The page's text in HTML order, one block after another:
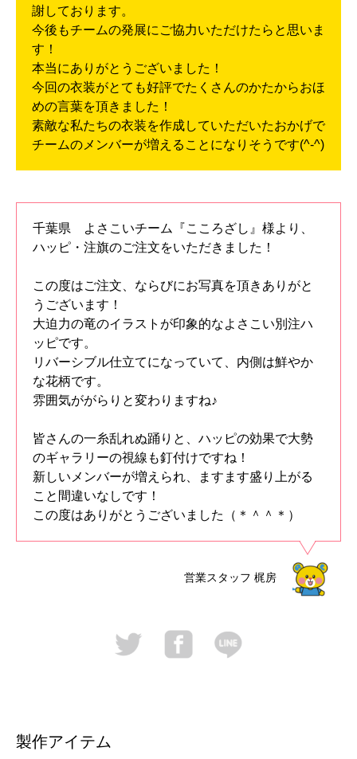
謝しております。
今後もチームの発展にご協力いただけたらと思いま
す！
本当にありがとうございました！
今回の衣装がとても好評でたくさんのかたからおほ
めの言葉を頂きました！
素敵な私たちの衣装を作成していただいたおかげで
チームのメンバーが増えることになりそうです(^-^)
千葉県 よさこいチーム『こころざし』様より、
ハッピ・注旗のご注文をいただきました！
この度はご注文、ならびにお写真を頂きありがと
うございます！
大迫力の竜のイラストが印象的なよさこい別注ハ
ッピです。
リバーシブル仕立てになっていて、内側は鮮やか
な花柄です。
雰囲気ががらりと変わりますね♪
皆さんの一糸乱れぬ踊りと、ハッピの効果で大勢
のギャラリーの視線も釘付けですね！
新しいメンバーが増えられ、ますます盛り上がる
こと間違いなしです！
この度はありがとうございました（＊＾＾＊）
営業スタッフ 梶房
製作アイテム